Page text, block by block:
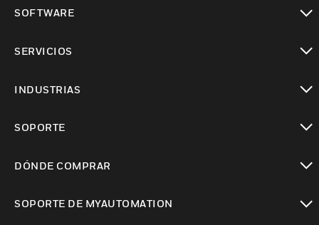
SOFTWARE
SERVICIOS
INDUSTRIAS
SOPORTE
DÓNDE COMPRAR
SOPORTE DE MYAUTOMATION